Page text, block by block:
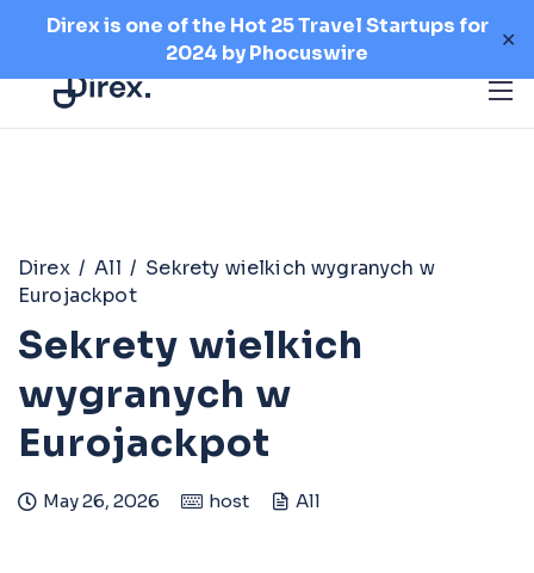
Direx is one of the Hot 25 Travel Startups for
2024 byPhocuswire
✕
Direx / All / Sekrety wielkich wygranych w
Eurojackpot
Sekrety wielkich
wygranych w
Eurojackpot
May 26, 2026 host All